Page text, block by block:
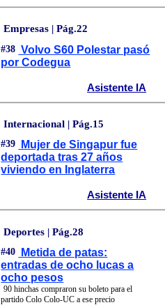
Empresas | Pág.22
#38 Volvo S60 Polestar pasó
por Codegua
Asistente IA
Internacional | Pág.15
#39
Mujer de Singapur fue
deportada tras 27 años
viviendo en Inglaterra
Asistente IA
Deportes | Pág.28
#40
Metida de patas:
entradas de ocho lucas a
ocho pesos
90 hinchas compraron su boleto para el
partido Colo Colo-UC a ese precio